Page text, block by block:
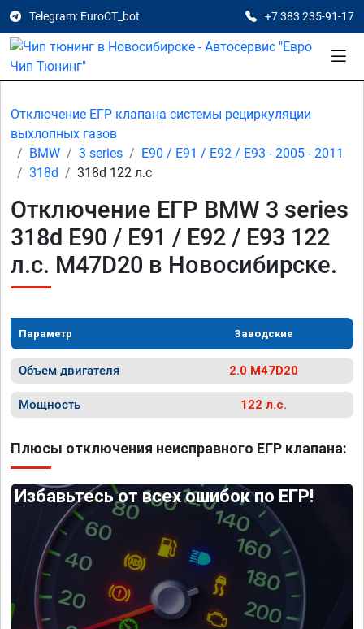
Telegram: EuroCT_bot +7 383 235-91-17
Отключение ЕГР клапана системы рециркуляции
выхлопных газов
BMW
3 series
E90 / E91 / E92 / E93 - 2005 - 2011
318d
318d 122 л.с
Отключение ЕГР BMW 3 series
318d E90 / E91 / E92 / E93 122
л.с. M47D20 в Новосибирске.
Параметр Заводские
Объем двигателя 2.0 M47D20
Мощность 122 л.с.
Плюсы отключения неисправного ЕГР клапана:
Избавьтесь от всех ошибок по ЕГР!